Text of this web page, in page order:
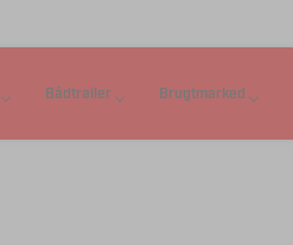
Bådtrailer Brugtmarked